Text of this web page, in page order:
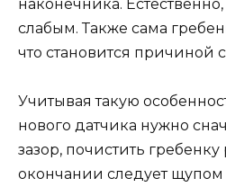
наконечника. Естественно,
слабым. Также сама
что становится причиной
Учитывая такую
нового датчика нужно
зазор, почистить
окончании следует щупом